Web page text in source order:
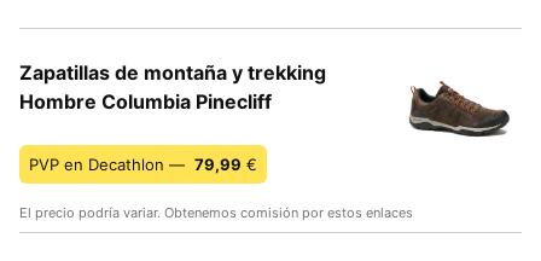
Zapatillas de montaña y trekking
Hombre Columbia Pinecliff
PVP en Decathlon — 79,99 €
El precio podría variar. Obtenemos comisión por estos enlaces